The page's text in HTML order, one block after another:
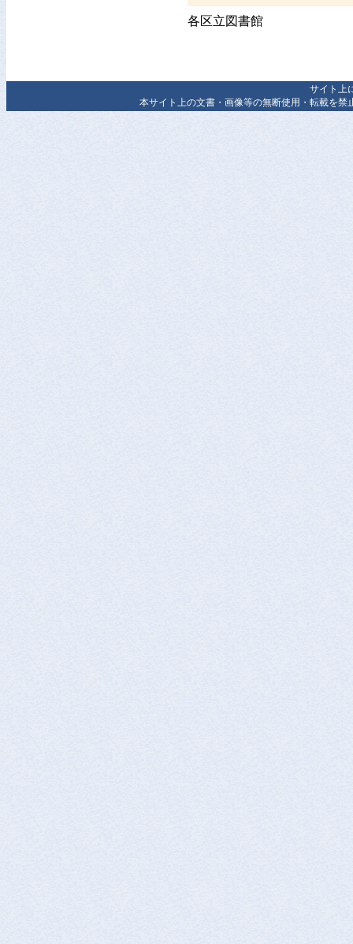
各区立図書館
サイト上
本サイト上の文書・画像等の無断使用・転載を